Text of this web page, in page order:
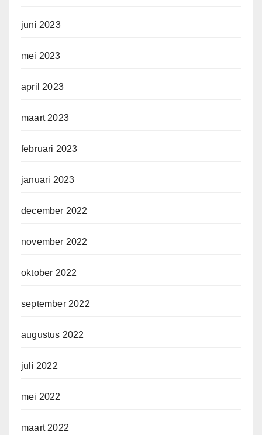
juni 2023
mei 2023
april 2023
maart 2023
februari 2023
januari 2023
december 2022
november 2022
oktober 2022
september 2022
augustus 2022
juli 2022
mei 2022
maart 2022